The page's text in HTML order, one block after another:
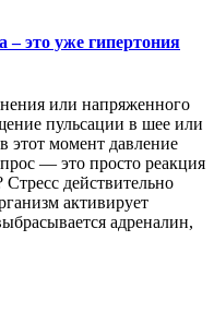
– это уже гипертония
или напряженного
пульсации в шее или
этот момент давление
— это просто реакция
Стресс действительно
активирует
адреналин,